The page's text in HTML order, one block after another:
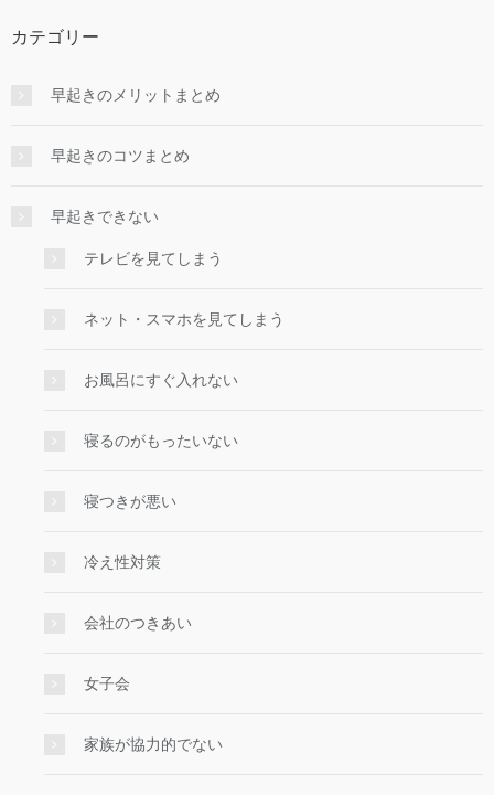
カテゴリー
早起きのメリットまとめ
早起きのコツまとめ
早起きできない
テレビを見てしまう
ネット・スマホを見てしまう
お風呂にすぐ入れない
寝るのがもったいない
寝つきが悪い
冷え性対策
会社のつきあい
女子会
家族が協力的でない